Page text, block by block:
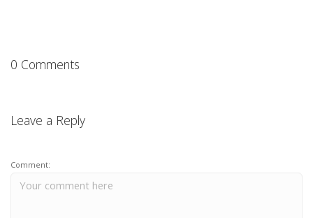
0 Comments
Leave a Reply
Comment: